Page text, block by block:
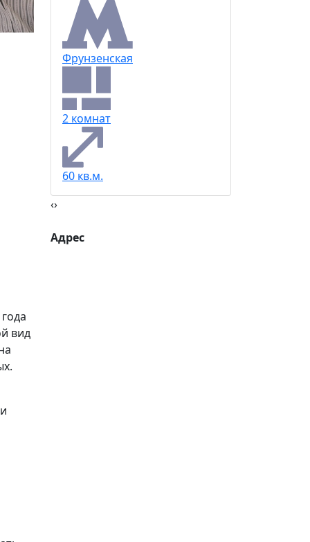
10%
Летняя скидка
До 1 сентября 2026 года
Использовать скидку
вид
Фрунзенская
2 комнат
60 кв.м.
‹›
Адрес